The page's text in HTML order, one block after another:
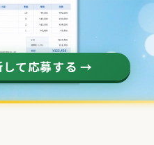
して応募する →